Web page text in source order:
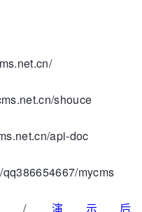
shouce
api-doc
mycms
/ 演示后